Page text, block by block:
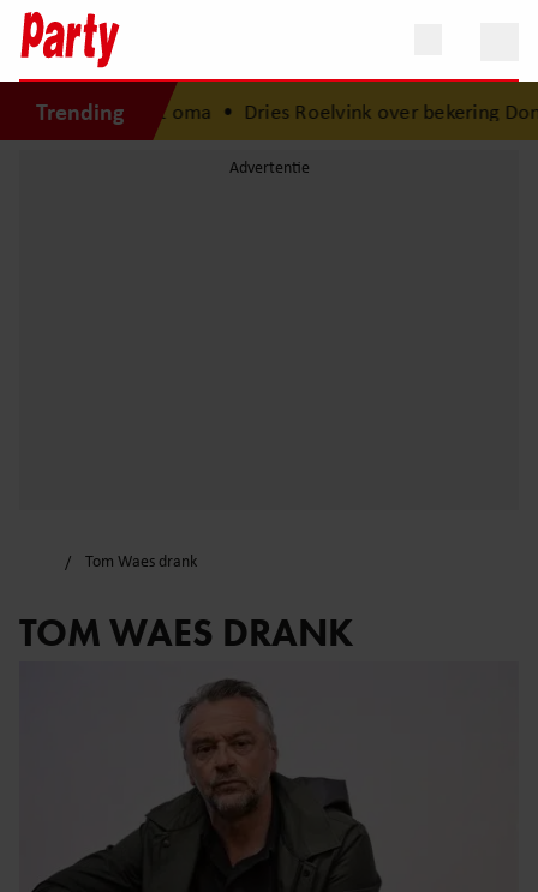
Trendingwordt oma• Dries Roelvink over bekering
Tom Waes drank
TOM WAES DRANK